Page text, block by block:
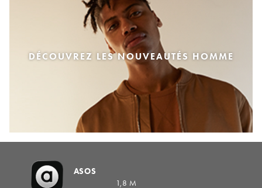
DÉCOUVREZ LES NOUVEAUTÉS HOMME
ASOS
1,8 M